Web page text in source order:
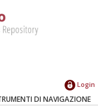
Login
DI NAVIGAZIONE